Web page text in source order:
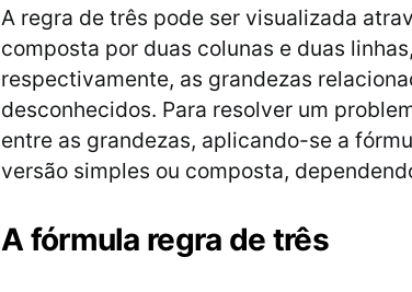
A regra de três pode ser visualizada
composta por duas colunas e duas
respectivamente, as grandezas
desconhecidos. Para resolver um
entre as grandezas, aplicando-se a
versão simples ou composta,
A fórmula regra de três